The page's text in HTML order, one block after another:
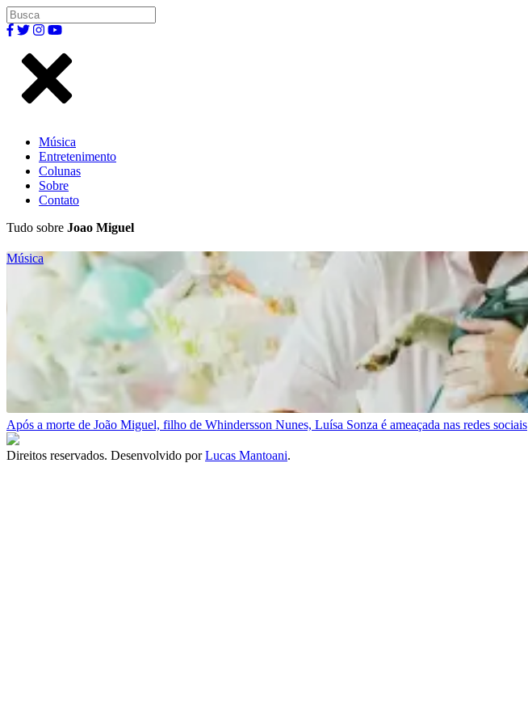
Música
Entretenimento
Colunas
Sobre
Contato
Tudo sobre Joao Miguel
Música
Após a morte de João Miguel, filho de Whindersson Nunes, Luísa Sonza é ameaçada nas redes sociais
Direitos reservados. Desenvolvido porLucas Mantoani.